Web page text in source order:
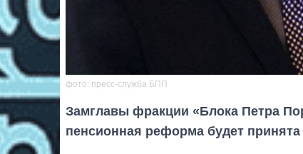
фото: пресс-служба БПП
Замглавы фракции «Блока Петра
пенсионная реформа будет принята